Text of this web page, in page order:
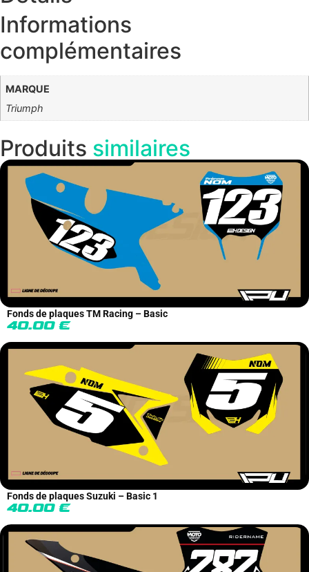
Informations
complémentaires
MARQUE
Triumph
Produits similaires
Fonds de plaques TM Racing – Basic
40.00 €
Fonds de plaques Suzuki – Basic 1
40.00 €